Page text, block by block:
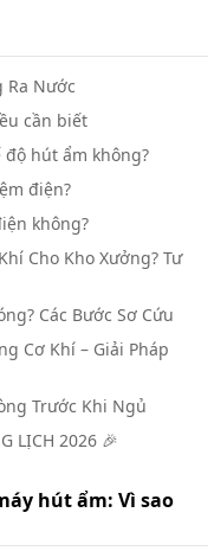
Ra Nước
cần biết
hút ẩm không?
điện?
không?
Cho Kho Xưởng? Tư
Các Bước Sơ Cứu
Cơ Khí – Giải Pháp
Trước Khi Ngủ
LỊCH 2026 🎉
hút ẩm: Vì sao